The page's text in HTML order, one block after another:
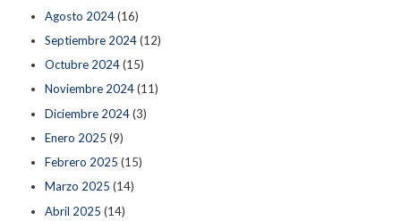
Agosto 2024(16)
Septiembre 2024(12)
Octubre 2024(15)
Noviembre 2024(11)
Diciembre 2024(3)
Enero 2025 (9)
Febrero 2025 (15)
Marzo 2025 (14)
Abril 2025 (14)